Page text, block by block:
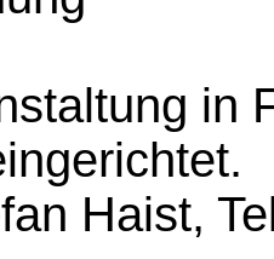
in
Haist,